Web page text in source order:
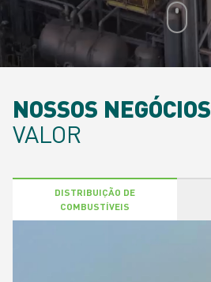
NOSSOS NEGÓCIOS
VALOR
DISTRIBUIÇÃO DE
COMBUSTÍVEIS